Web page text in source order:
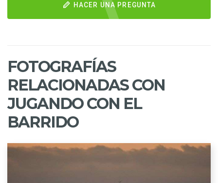
HACER UNA PREGUNTA
FOTOGRAFÍAS
RELACIONADAS CON
JUGANDO CON EL
BARRIDO